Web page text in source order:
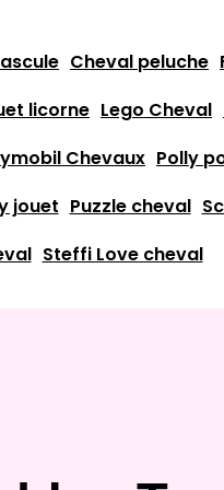
Cheval peluche
licorne Lego Cheval
Chevaux Polly
jouet Puzzle cheval
Steffi Love cheval